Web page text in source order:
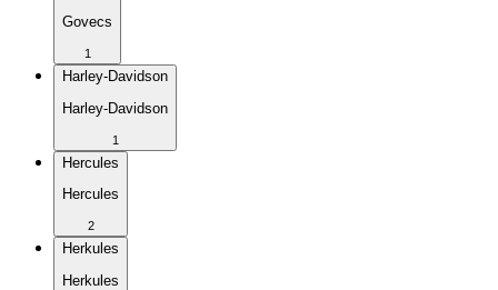
Govecs
1
Harley-Davidson
Harley-Davidson
1
Hercules
Hercules
2
Herkules
Herkules